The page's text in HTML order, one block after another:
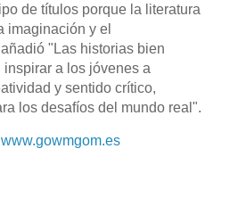
de títulos porque la literatura
imaginación y el
"Las historias bien
a los jóvenes a
y sentido crítico,
los desafíos del mundo real".
www.gowmgom.es